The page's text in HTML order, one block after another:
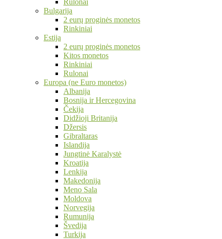
Rulonai
Bulgarija
2 eurų proginės monetos
Rinkiniai
Estija
2 eurų proginės monetos
Kitos monetos
Rinkiniai
Rulonai
Europa (ne Euro monetos)
Albanija
Bosnija ir Hercegovina
Čekija
Didžioji Britanija
Džersis
Gibraltaras
Islandija
Jungtinė Karalystė
Kroatija
Lenkija
Makedonija
Meno Sala
Moldova
Norvegija
Rumunija
Švedija
Turkija